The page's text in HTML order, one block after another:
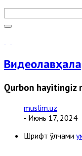
Qurbon hayitingiz
muslim.uz
- Июнь 17, 2024
Шрифт ўлчами